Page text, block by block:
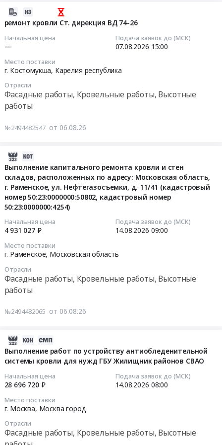
ремонт кровли Ст. дирекция ВД 74-26
Начальная цена
—
Подача заявок до (МСК)
07.08.2026 15:00
Место поставки
г. Костомукша, Карелия республика
Отрасли
Фасадные работы, Кровельные работы, Высотные
работы
№2494482547 от 06.08.26
Выполнение капитального ремонта кровли и стен
складов, расположенных по адресу: Московская область,
г. Раменское, ул. Нефтегазосъемки, д. 11/41 (кадастровый
номер 50:23:0000000:50802, кадастровый номер
50:23:0000000:4254)
Начальная цена
4 931 027 ₽
Подача заявок до (МСК)
14.08.2026 09:00
Место поставки
г. Раменское, Московская область
Отрасли
Фасадные работы, Кровельные работы, Высотные
работы
№2494482065 от 06.08.26
Выполнение работ по устройству антиобледенительной
системы кровли для нужд ГБУ Жилищник районов СВАО
Начальная цена
28 696 720 ₽
Подача заявок до (МСК)
14.08.2026 08:00
Место поставки
г. Москва, Москва город
Отрасли
Фасадные работы, Кровельные работы, Высотные